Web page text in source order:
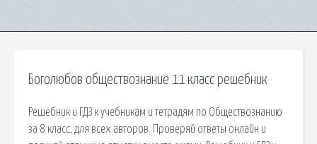
Боголюбов обществознание 11 класс решебник
Решебник и ГДЗ к учебникам и тетрадям по Обществознанию
за 8 класс, для всех авторов. Проверяй ответы онлайн и